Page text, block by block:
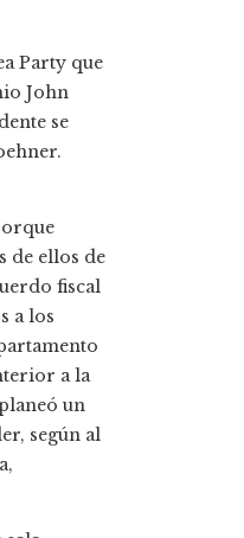
Party que
John
se
de ellos de
fiscal
a los
a la
un
según al